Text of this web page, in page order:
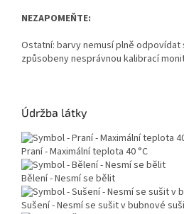
NEZAPOMEŇTE:
Ostatní: barvy nemusí plně
způsobeny nesprávnou kalibrací
Údržba látky
Praní - Maximální teplota 40 °C
Bělení - Nesmí se bělit
Sušení - Nesmí se sušit v bubnové